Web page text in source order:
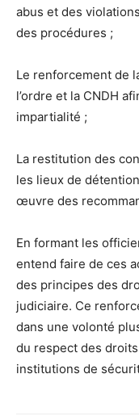
abus et des
des procédures ;
Le renforcement de
l’ordre et la CNDH
impartialité ;
La restitution des
les lieux de
œuvre des
En formant les
entend faire de ces
des principes des
judiciaire. Ce
dans une volonté
du respect des
institutions de